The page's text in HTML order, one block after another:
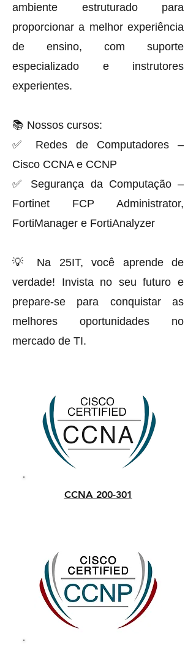
ambiente estruturado para
proporcionar a melhor experiência
de ensino, com suporte
especializado e instrutores
experientes.
📚 Nossos cursos:
✅ Redes de Computadores –
Cisco CCNA e CCNP
✅ Segurança da Computação –
Fortinet FCP Administrator,
FortiManager e FortiAnalyzer
💡 Na 25IT, você aprende de
verdade! Invista no seu futuro e
prepare-se para conquistar as
melhores oportunidades no
mercado de TI.
CCNA 200-301